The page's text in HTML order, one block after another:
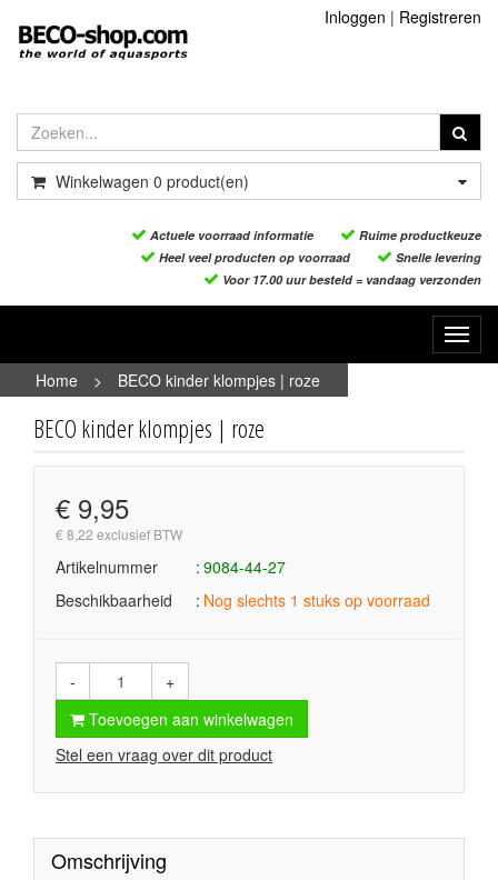
Inloggen | Registreren
Winkelwagen 0 product(en)
Actuele voorraad informatie
Ruime productkeuze
Heel veel producten op voorraad
Snelle levering
Voor 17.00 uur besteld = vandaag verzonden
Home
> BECO kinder klompjes | roze
BECO kinder klompjes | roze
€ 9,95
€ 8,22 exclusief BTW
Artikelnummer
9084-44-27
Beschikbaarheid
Nog slechts 1 stuks op voorraad
-
+
Toevoegen aan winkelwagen
Stel een vraag over dit product
Omschrijving